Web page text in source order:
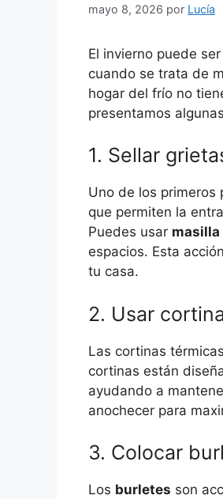
mayo 8, 2026 por Lucía
El invierno puede
cuando se trata de
hogar del frío no
presentamos
1. Sellar
Uno de los primeros
que permiten la
Puedes usar masilla
espacios. Esta
tu casa.
2. Usar
Las cortinas
cortinas están
ayudando a
anochecer para
3. Colocar
Los burletes son